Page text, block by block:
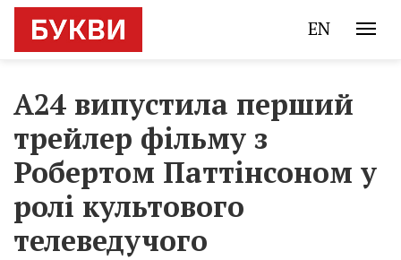
EN
A24 випустила перший
трейлер фільму з
Робертом Паттінсоном у
ролі культового
телеведучого